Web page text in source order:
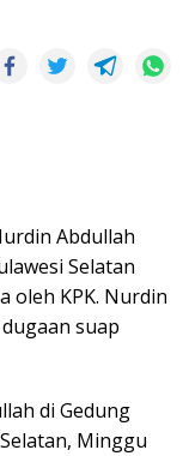
Abdullah
Selatan
oleh KPK. Nurdin
suap
di Gedung
Minggu